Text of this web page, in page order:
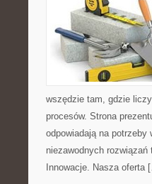
wszędzie tam, gdzie
procesów. Strona
odpowiadają na potrzeby
niezawodnych
Innowacje. Nasza oferta